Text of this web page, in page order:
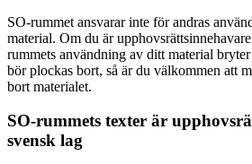
SO-rummet ansvarar inte för andras
material. Om du är
rummets användning av ditt material
bör plockas bort, så är du välkommen att
bort materialet.
SO-rummets texter är
svensk lag